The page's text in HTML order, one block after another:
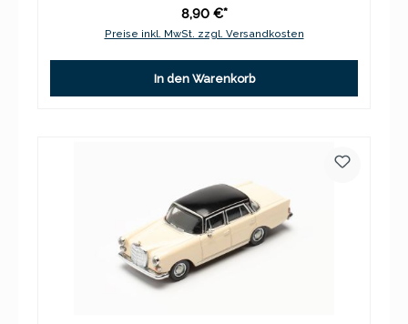
8,90 €*
Preise inkl. MwSt. zzgl. Versandkosten
In den Warenkorb